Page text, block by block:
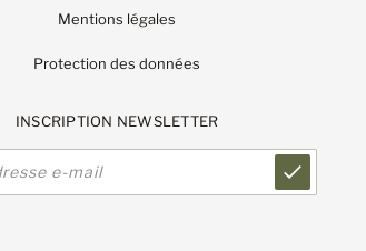
Mentions légales
Protection des données
INSCRIPTION NEWSLETTER